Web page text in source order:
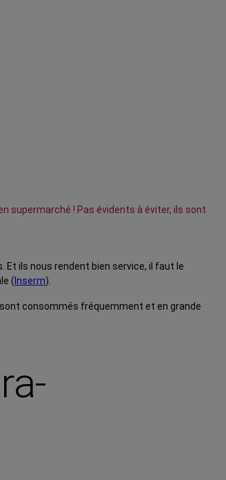
supermarché ! Pas évidents à éviter, ils sont
ils nous rendent bien service, il faut le
( Inserm).
consommés fréquemment et en grande